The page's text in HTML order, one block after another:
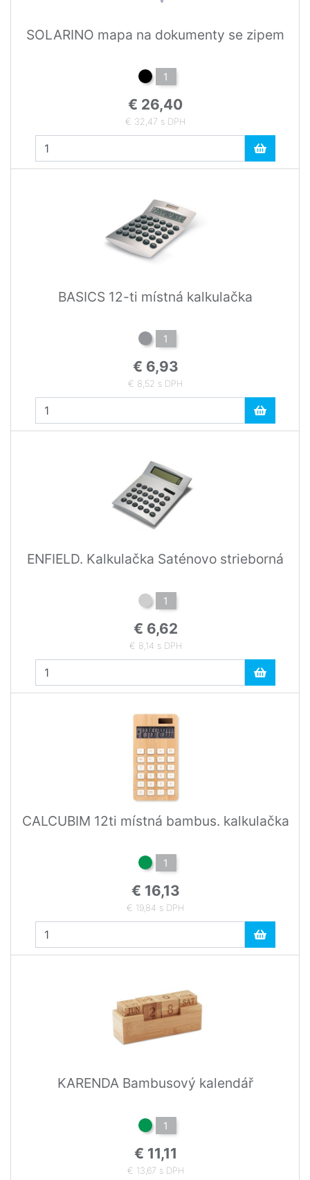
SOLARINO mapa na dokumenty se zipem
1
€ 26,40
€ 32,47 s DPH
BASICS 12-ti místná kalkulačka
1
€ 6,93
€ 8,52 s DPH
ENFIELD. Kalkulačka Saténovo strieborná
1
€ 6,62
€ 8,14 s DPH
CALCUBIM 12ti místná bambus. kalkulačka
1
€ 16,13
€ 19,84 s DPH
KARENDA Bambusový kalendář
1
€ 11,11
€ 13,67 s DPH